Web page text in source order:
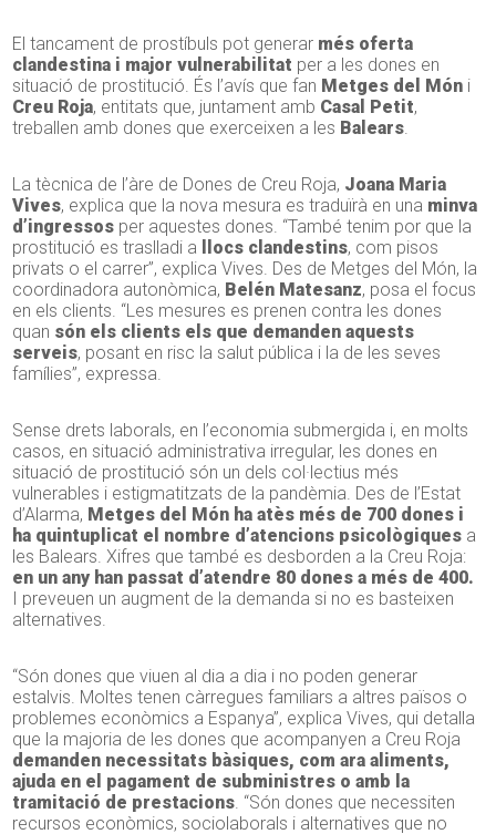
El tancament de prostíbuls pot generar més oferta
clandestina i major vulnerabilitat per a les dones en
situació de prostitució. És l’avís que fan Metges del Món i
Creu Roja, entitats que, juntament amb Casal Petit,
treballen amb dones que exerceixen a les Balears.
La tècnica de l’àre de Dones de Creu Roja, Joana Maria
Vives, explica que la nova mesura es traduïrà en una minva
d’ingressos per aquestes dones. “També tenim por que la
prostitució es traslladi a
llocs clandestins, com pisos
privats o el carrer”, explica Vives. Des de Metges del Món, la
coordinadora autonòmica, Belén Matesanz, posa el focus
en els clients. “Les mesures es prenen contra les dones
quan són els clients els que demanden aquests
serveis, posant en risc la salut pública i la de les seves
famílies”, expressa.
Sense drets laborals, en l’economia submergida i, en molts
casos, en situació administrativa irregular, les dones en
situació de prostitució són un dels col·lectius més
vulnerables i estigmatitzats de la pandèmia. Des de l’Estat
d’Alarma, Metges del Món ha atès més de 700 dones i
ha quintuplicat el nombre d’atencions psicològiques a
les Balears. Xifres que també es desborden a la Creu Roja:
en un any han passat d’atendre 80 dones a més de 400.
I preveuen un augment de la demanda si no es basteixen
alternatives.
“Són dones que viuen al dia a dia i no poden generar
estalvis. Moltes tenen càrregues familiars a altres països o
problemes econòmics a Espanya”, explica Vives, qui detalla
que la majoria de les dones que acompanyen a Creu Roja
demanden necessitats bàsiques, com ara aliments,
ajuda en el pagament de subministres o amb la
tramitació de prestacions. “Són dones que necessiten
recursos econòmics, sociolaborals i alternatives que no